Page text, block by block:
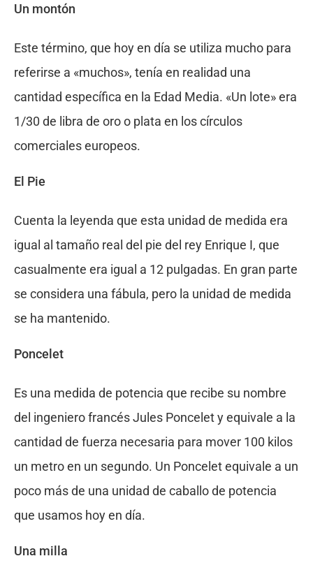
Un montón
Este término, que hoy en día se utiliza mucho para
referirse a «muchos», tenía en realidad una
cantidad específica en la Edad Media. «Un lote» era
1/30 de libra de oro o plata en los círculos
comerciales europeos.
El Pie
Cuenta la leyenda que esta unidad de medida era
igual al tamaño real del pie del rey Enrique I, que
casualmente era igual a 12 pulgadas. En gran parte
se considera una fábula, pero la unidad de medida
se ha mantenido.
Poncelet
Es una medida de potencia que recibe su nombre
del ingeniero francés Jules Poncelet y equivale a la
cantidad de fuerza necesaria para mover 100 kilos
un metro en un segundo. Un Poncelet equivale a un
poco más de una unidad de caballo de potencia
que usamos hoy en día.
Una milla